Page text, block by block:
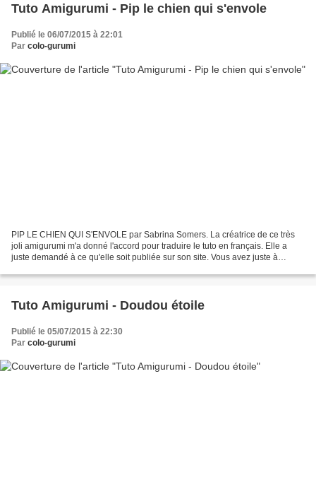
Tuto Amigurumi - Pip le chien qui s'envole
Publié le 06/07/2015 à 22:01
Par colo-gurumi
PIP LE CHIEN QUI S'ENVOLE par Sabrina Somers. La créatrice de ce très
joli amigurumi m'a donné l'accord pour traduire le tuto en français. Elle a
juste demandé à ce qu'elle soit publiée sur son site. Vous avez juste à
Tuto Amigurumi - Doudou étoile
Publié le 05/07/2015 à 22:30
Par colo-gurumi